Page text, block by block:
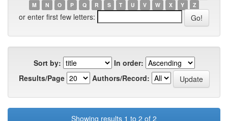
M
N O P Q R S T U V W X Y Z
or enter first few letters:
Sort by:
In order:
Results/Page
Authors/Record:
Showing results 1 to 2 of 2